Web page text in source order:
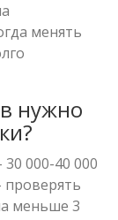
менять
нужно
000-40 000
проверять
меньше 3